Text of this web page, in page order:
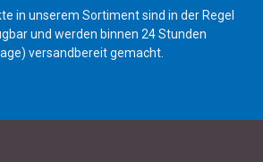
in unserem Sortiment sind in der Regel
und werden binnen 24 Stunden
versandbereit gemacht.